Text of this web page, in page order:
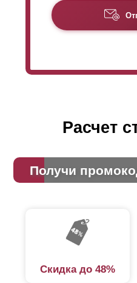
крепится специальными
становятся видны и с
отсутствует нахлест
характеристики, многим
Расчет
Получи
Скидка до 48%